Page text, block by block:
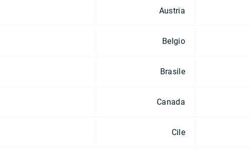
Austria
Belgio
Brasile
Canada
Cile